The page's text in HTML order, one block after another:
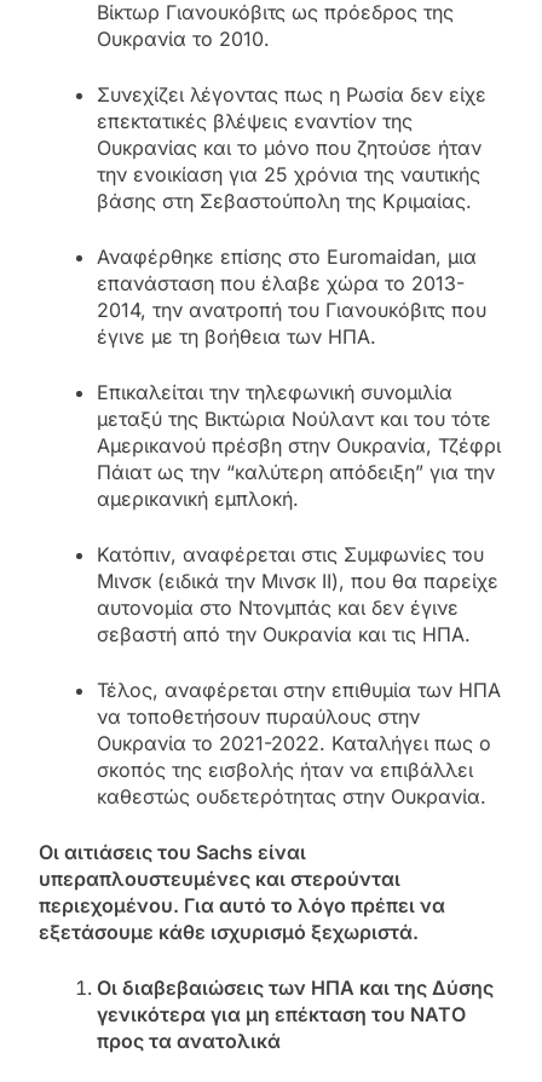
Βίκτωρ Γιανουκόβιτς ως πρόεδρος της
Ουκρανία το 2010.
Συνεχίζει λέγοντας πως η Ρωσία δεν είχε
επεκτατικές βλέψεις εναντίον της
Ουκρανίας και το μόνο που ζητούσε ήταν
την ενοικίαση για 25 χρόνια της ναυτικής
βάσης στη Σεβαστούπολη της Κριμαίας.
Αναφέρθηκε επίσης στο Euromaidan, μια
επανάσταση που έλαβε χώρα το 2013-
2014, την ανατροπή του Γιανουκόβιτς που
έγινε με τη βοήθεια των ΗΠΑ.
Επικαλείται την τηλεφωνική συνομιλία
μεταξύ της Βικτώρια Νούλαντ και του τότε
Αμερικανού πρέσβη στην Ουκρανία, Τζέφρι
Πάιατ ως την “καλύτερη απόδειξη” για την
αμερικανική εμπλοκή.
Κατόπιν, αναφέρεται στις Συμφωνίες του
Μινσκ (ειδικά την Μινσκ ΙΙ), που θα παρείχε
αυτονομία στο Ντονμπάς και δεν έγινε
σεβαστή από την Ουκρανία και τις ΗΠΑ.
Τέλος, αναφέρεται στην επιθυμία των ΗΠΑ
να τοποθετήσουν πυραύλους στην
Ουκρανία το 2021-2022. Καταλήγει πως ο
σκοπός της εισβολής ήταν να επιβάλλει
καθεστώς ουδετερότητας στην Ουκρανία.
Οι αιτιάσεις του Sachs είναι
υπεραπλουστευμένες και στερούνται
περιεχομένου. Για αυτό το λόγο πρέπει να
εξετάσουμε κάθε ισχυρισμό ξεχωριστά.
Οι διαβεβαιώσεις των ΗΠΑ και της Δύσης
γενικότερα για μη επέκταση του NATO
προς τα ανατολικά